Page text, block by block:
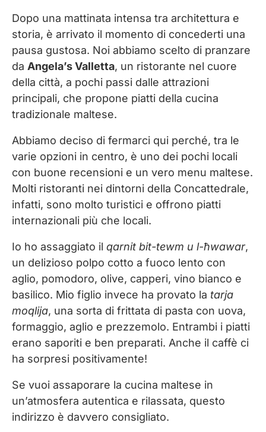
Dopo una mattinata intensa tra architettura e
storia, è arrivato il momento di concederti una
pausa gustosa. Noi abbiamo scelto di pranzare
da Angela’s Valletta, un ristorante nel cuore
della città, a pochi passi dalle attrazioni
principali, che propone piatti della cucina
tradizionale maltese.
Abbiamo deciso di fermarci qui perché, tra le
varie opzioni in centro, è uno dei pochi locali
con buone recensioni e un vero menu maltese.
Molti ristoranti nei dintorni della Concattedrale,
infatti, sono molto turistici e offrono piatti
internazionali più che locali.
Io ho assaggiato il qarnit bit-tewm u l-ħwawar,
un delizioso polpo cotto a fuoco lento con
aglio, pomodoro, olive, capperi, vino bianco e
basilico. Mio figlio invece ha provato la tarja
moqlija, una sorta di frittata di pasta con uova,
formaggio, aglio e prezzemolo. Entrambi i piatti
erano saporiti e ben preparati. Anche il caffè ci
ha sorpresi positivamente!
Se vuoi assaporare la cucina maltese in
un’atmosfera autentica e rilassata, questo
indirizzo è davvero consigliato.